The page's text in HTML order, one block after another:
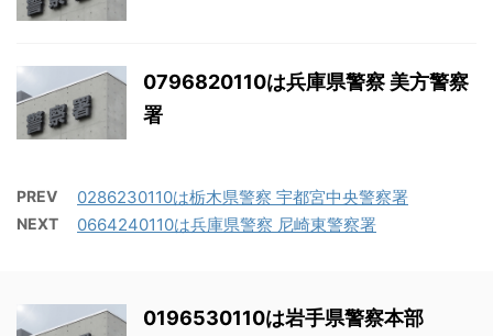
0796820110は兵庫県警察 美方警察
署
PREV 0286230110は栃木県警察 宇都宮中央警察署
NEXT 0664240110は兵庫県警察 尼崎東警察署
0196530110は岩手県警察本部